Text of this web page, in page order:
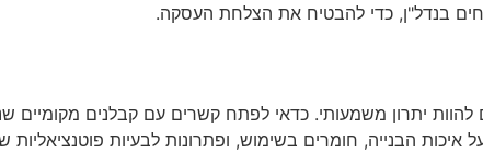
בנדל"ן, כדי להבטיח את הצלחת העסקה.
יתרון משמעותי. כדאי לפתח קשרים עם קבלנים מקומיים
הבנייה, חומרים בשימוש, ופתרונות לבעיות פוטנציאליות